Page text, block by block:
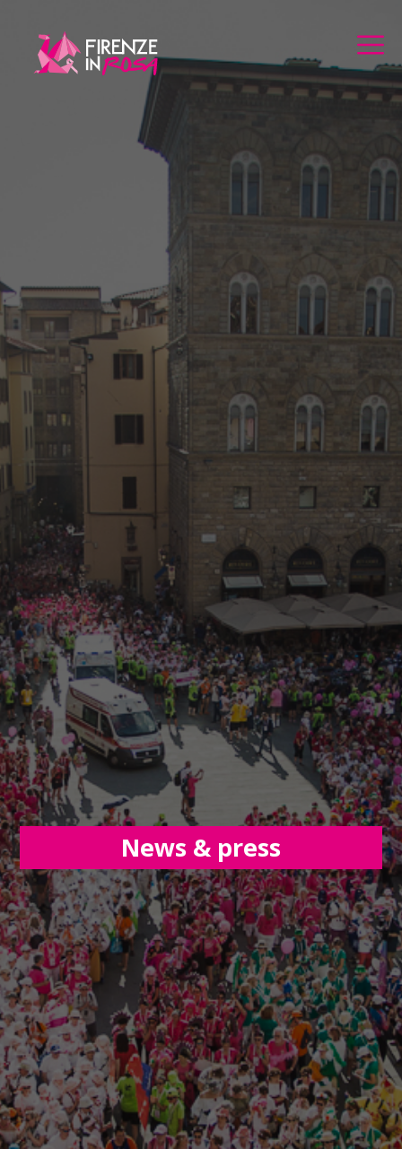
News & press